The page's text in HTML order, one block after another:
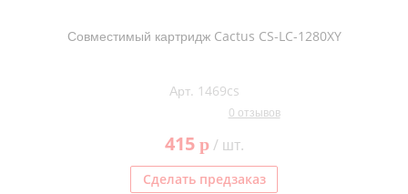
Совместимый картридж Cactus CS-LC-1280XY
Арт. 1469cs
0 отзывов
415 p/ шт.
Сделать предзаказ